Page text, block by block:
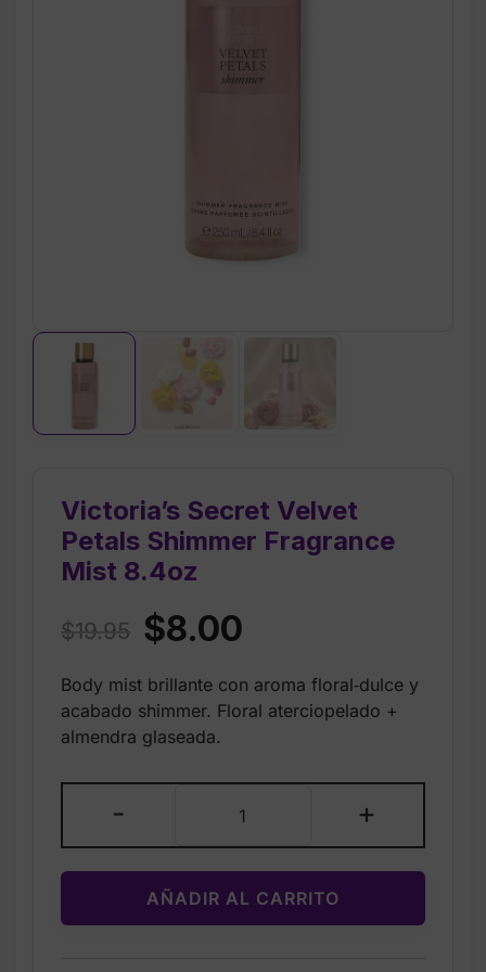
Victoria’s Secret Velvet
Petals Shimmer Fragrance
Mist 8.4oz
$19.95 Original
was:
$19.95.
$8.00
is:
Body mist brillante con aroma floral‑dulce y
acabado shimmer. Floral aterciopelado +
almendra glaseada.
-
Secret
Velvet
Petals
Shimmer
Fragrance
+
AÑADIR AL CARRITO